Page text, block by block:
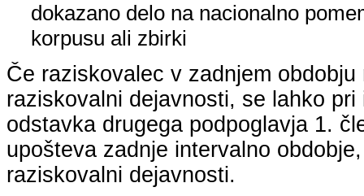
dokazano delo na nacionalno
korpusu ali zbirki
Če raziskovalec v zadnjem
raziskovalni dejavnosti, se lahko
odstavka drugega podpoglavja 1.
upošteva zadnje intervalno
raziskovalni dejavnosti.